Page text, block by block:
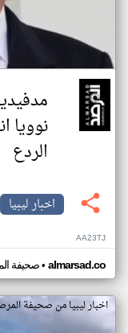
نوويا
الردع
اخبار ليبيا
AA23TJ
صحيفة• almarsad.co
اخبار ليبيا من صحيفة